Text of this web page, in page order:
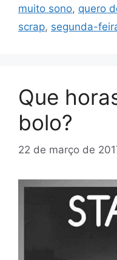
muito sono, quero
scrap, segunda-
Que
bolo?
22 de março de